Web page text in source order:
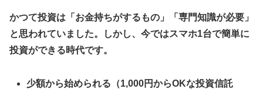
かつて投資は「お金持ちがするもの」「専門知識が必要」
と思われていました。しかし、今ではスマホ1台で簡単に
投資ができる時代です。
少額から始められる（1,000円からOKな投資信託